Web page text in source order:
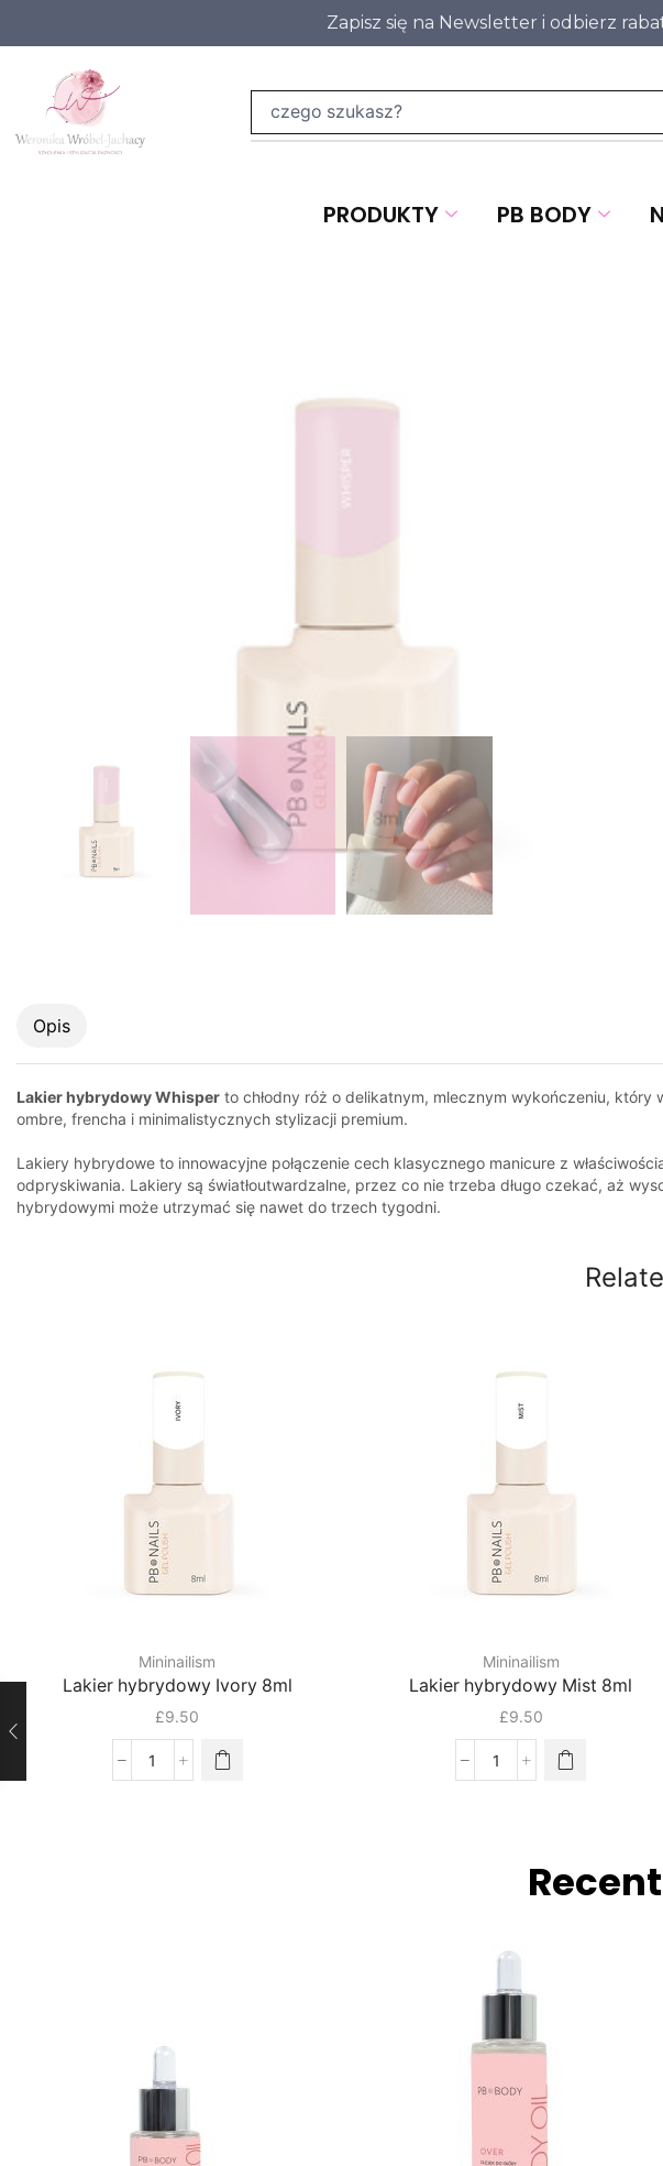
Zapisz się na Newsletter i odbierz
PRODUKTY PB BODY
Opis
Lakier hybrydowy Whisper to chłodny róż o delikatnym, mlecznym wykończeniu,
ombre, frencha i minimalistycznych stylizacji premium.
Lakiery hybrydowe to innowacyjne połączenie cech klasycznego manicure z
odpryskiwania. Lakiery są światłoutwardzalne, przez co nie trzeba długo czekać, aż
hybrydowymi może utrzymać się nawet do trzech tygodni.
Mininailism
Lakier hybrydowy Ivory 8ml
£9.50
Mininailism
Lakier hybrydowy Mist 8ml
£9.50